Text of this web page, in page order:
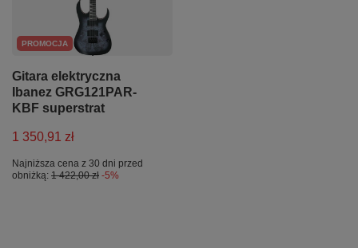
PROMOCJA
Gitara elektryczna
Ibanez GRG121PAR-
KBF superstrat
1 350,91 zł
Najniższa cena z 30 dni przed
obniżką: 1 422,00 zł -5%